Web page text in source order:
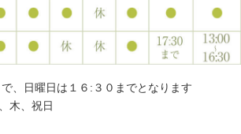
、日曜日は１６:３０までとなります
木、祝日